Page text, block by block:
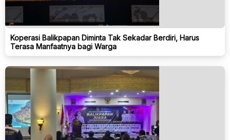
Koperasi Balikpapan Diminta Tak Sekadar Berdiri, Harus
Terasa Manfaatnya bagi Warga